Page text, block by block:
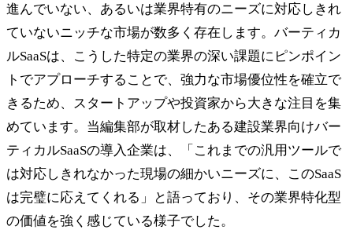
進んでいない、あるいは業界特有のニーズに対応しきれ
ていないニッチな市場が数多く存在します。バーティカ
ルSaaSは、こうした特定の業界の深い課題にピンポイン
トでアプローチすることで、強力な市場優位性を確立で
きるため、スタートアップや投資家から大きな注目を集
めています。当編集部が取材したある建設業界向けバー
ティカルSaaSの導入企業は、「これまでの汎用ツールで
は対応しきれなかった現場の細かいニーズに、このSaaS
は完璧に応えてくれる」と語っており、その業界特化型
の価値を強く感じている様子でした。